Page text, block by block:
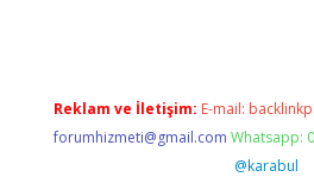
Reklam ve İletişim: E-mail:
forumhizmeti@gmail.com Whatsapp:
@karabul